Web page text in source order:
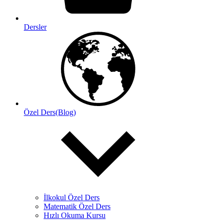
Dersler
Özel Ders(Blog)
İlkokul Özel Ders
Matematik Özel Ders
Hızlı Okuma Kursu